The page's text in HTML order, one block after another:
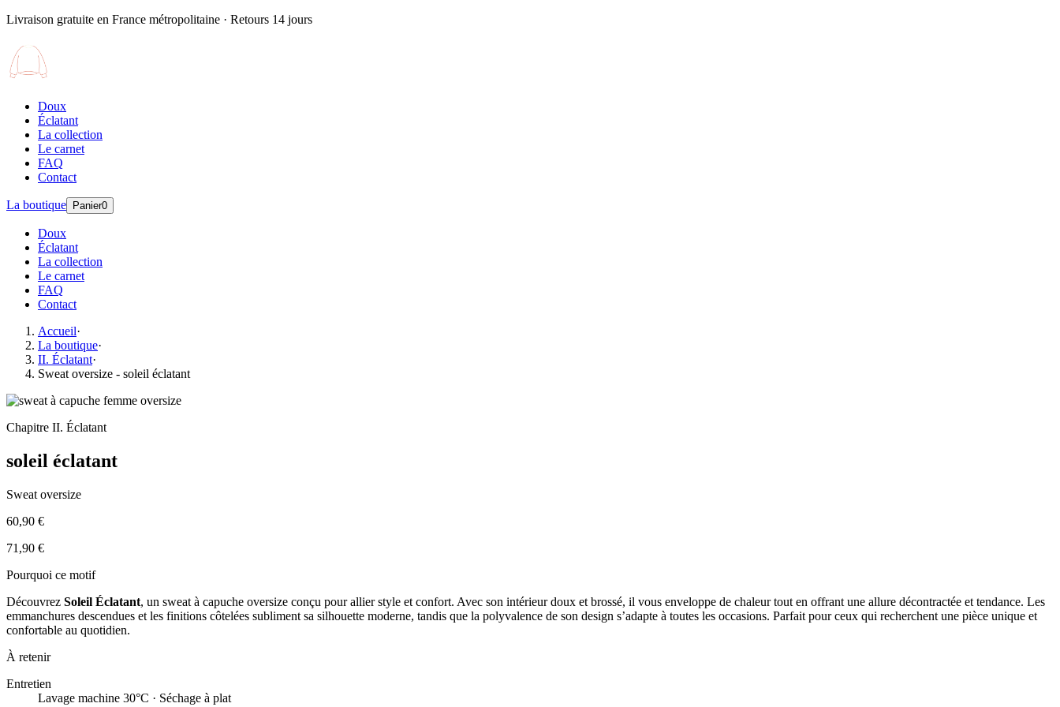
Livraison gratuite en France métropolitaine · Retours 14 jours
Doux
Éclatant
La collection
Le carnet
FAQ
Contact
La boutique Panier0
Doux
Éclatant
La collection
Le carnet
FAQ
Contact
Accueil·
La boutique·
II. Éclatant·
Sweat oversize - soleil éclatant
Chapitre II. Éclatant
soleil éclatant
Sweat oversize
60,90 €
71,90 €
Pourquoi ce motif
Découvrez Soleil Éclatant, un sweat à capuche oversize conçu pour allier style et confort. Avec son intérieur doux et brossé, il vous enveloppe de chaleur tout en offrant une allure décontractée et tendance. Les
emmanchures descendues et les finitions côtelées subliment sa silhouette moderne, tandis que la polyvalence de son design s’adapte à toutes les occasions. Parfait pour ceux qui recherchent une pièce unique et
confortable au quotidien.
À retenir
Entretien
Lavage machine 30°C · Séchage à plat